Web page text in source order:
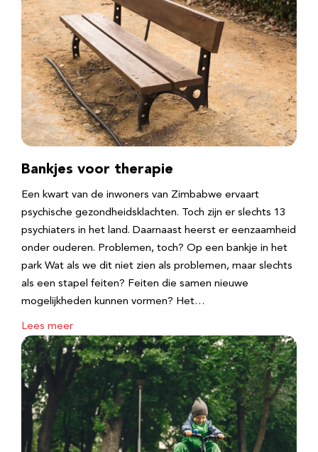
Bankjes voor therapie
Een kwart van de inwoners van Zimbabwe ervaart
psychische gezondheidsklachten. Toch zijn er slechts 13
psychiaters in het land. Daarnaast heerst er eenzaamheid
onder ouderen. Problemen, toch? Op een bankje in het
park Wat als we dit niet zien als problemen, maar slechts
als een stapel feiten? Feiten die samen nieuwe
mogelijkheden kunnen vormen? Het…
Lees meer